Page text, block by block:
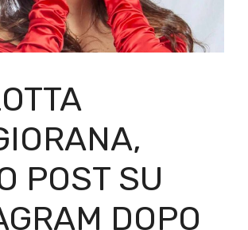
POST SU
DOPO